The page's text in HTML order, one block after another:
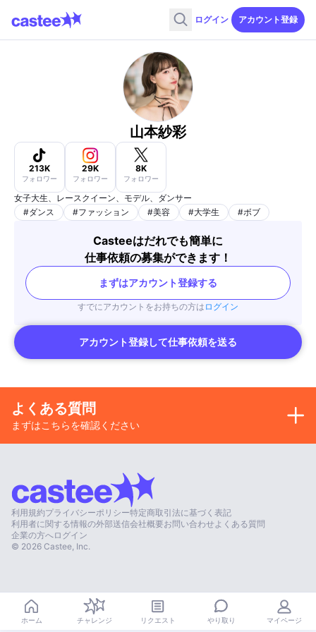
ログイン アカウント登録
山本紗彩
213K
フォロワー
29K
フォロワー
8K
フォロワー
女子大生、レースクイーン、モデル、ダンサー
#ダンス #ファッション #美容 #大学生 #ボブ
Casteeはだれでも簡単に
仕事依頼の募集ができます！
まずはアカウント登録する
すでにアカウントをお持ちの方は ログイン
アカウント登録して仕事依頼を送る
よくある質問
まずはこちらを確認ください
利用規約プライバシーポリシー特定商取引法に基づく表記
利用者に関する情報の外部送信会社概要お問い合わせ よくある質問
企業の方へログイン
© 2026 Castee, Inc.
ホーム チャレンジ リクエスト やり取り マイページ